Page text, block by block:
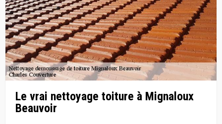
Le vrai nettoyage toiture à Mignaloux
Beauvoir